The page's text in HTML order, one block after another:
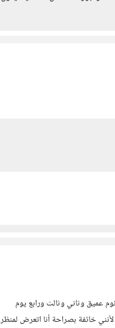
عميق وثاني وثالث ورابع يوم
خائفة بصراحة أنا اتعرض لمنظر